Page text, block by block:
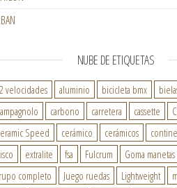
NUBE DE ETIQUETAS
velocidades aluminio bicicleta bmx
carbono carretera cassette
Speed
cerámico cerámicos
extralite fsa Fulcrum
Goma manetas
completo
Juego ruedas Lightweight